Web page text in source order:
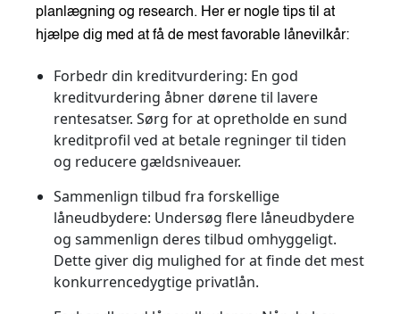
planlægning og research. Her er nogle tips til at
hjælpe dig med at få de mest favorable lånevilkår:
Forbedr din kreditvurdering: En god
kreditvurdering åbner dørene til lavere
rentesatser. Sørg for at opretholde en sund
kreditprofil ved at betale regninger til tiden
og reducere gældsniveauer.
Sammenlign tilbud fra forskellige
låneudbydere: Undersøg flere låneudbydere
og sammenlign deres tilbud omhyggeligt.
Dette giver dig mulighed for at finde det mest
konkurrencedygtige privatlån.